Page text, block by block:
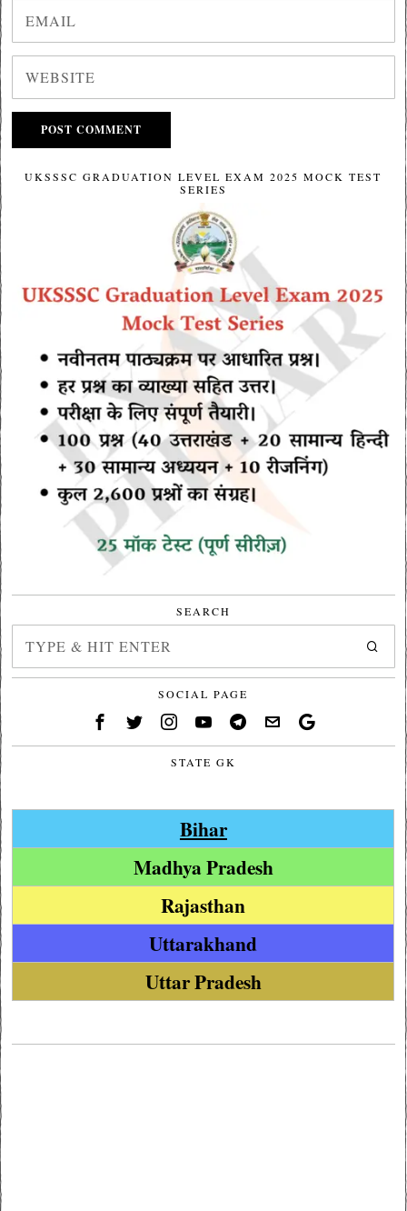
UKSSSC GRADUATION LEVEL EXAM 2025 MOCK TEST
SERIES
SEARCH
SOCIAL PAGE
STATE GK
Bihar
Madhya Pradesh
Rajasthan
Uttarakhand
Uttar Pradesh